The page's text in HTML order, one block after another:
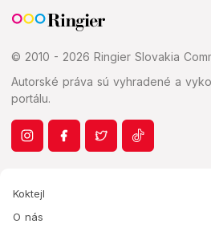
© 2010 - 2026 Ringier Slovakia
Autorské práva sú vyhradené a
portálu.
Koktejl
O nás